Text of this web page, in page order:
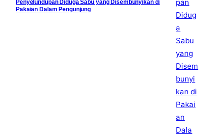
Penyelundupan Diduga Sabu yang Disembunyikan di
Pakaian Dalam Pengunjung